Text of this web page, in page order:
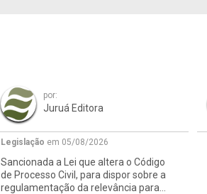
por:
Juruá Editora
Legislação em 05/08/2026
Sancionada a Lei que altera o Código
de Processo Civil, para dispor sobre a
regulamentação da relevância para